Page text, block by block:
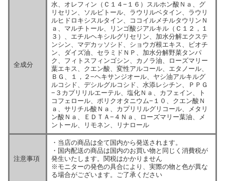
全成分
水、オレフィン（Ｃ１４−１６）スルホン酸Ｎａ、グ
リセリン、ソルビトール、ラウリルベタイン、ラウリ
ルヒドロキシスルタイン、ココイルメチルタウリンＮ
ａ、マルチトール、リンゴ酸ジアルキル（Ｃ１２，１
３）、エチルヘキシルグリセリン、加水分解エクステ
ンシン、マデカッソシド、ショウガ根エキス、ビオチ
ン、ダイズ油、セラミドＮＰ、加水分解野菜タンパ
ク、フィトスフィンゴシン、カノラ油、ローズマリー
葉エキス、クエン酸、変性アルコール、エタノール、
ＢＧ、１，２−ヘキサンジオール、ヤシ油アルキルグ
ルコシド、デシルグルコシド、水添レシチン、ＰＰＧ
−３カプリリルエーテル、塩化Ｎａ、カフェイン、ト
コフェロール、ポリクオタニウム−１０、クエン酸Ｎ
ａ、サリチル酸Ｎａ、カプリリルグリコール、メタリ
ン酸Ｎａ、ＥＤＴＡ−４Ｎａ、ローズマリー葉油、メ
ントール、リモネン、リナロール
注意事項
・当店の商品は全て国内から発送されます。
・国内配送の商品は国内のお買い物と同じく消費税が
発生いたします。関税はかかりません
※モニターの発色の具合により、実際の物と色が異な
る場合がございます。ご了承ください